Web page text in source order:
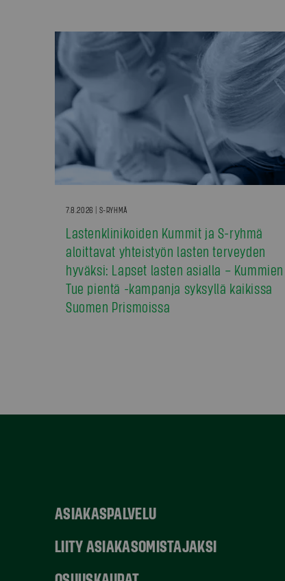
7.8.2026 | S-RYHMÄ
Lastenklinikoiden Kummit ja S-ryhmä
aloittavat yhteistyön lasten terveyden
hyväksi: Lapset lasten asialla – Kummien
Tue pientä -kampanja syksyllä kaikissa
Suomen Prismoissa
ASIAKASPALVELU
LIITY ASIAKASOMISTAJAKSI